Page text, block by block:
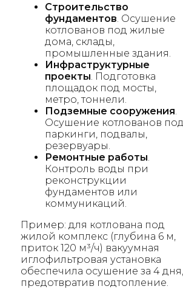
Строительство
фундаментов . Осушение
котлованов под жилые
дома, склады,
промышленные здания.
Инфраструктурные
проекты . Подготовка
площадок под мосты,
метро, тоннели.
Подземные сооружения
Осушение котлованов под
паркинги, подвалы,
резервуары.
Ремонтные работы
Контроль воды при
реконструкции
фундаментов или
коммуникаций.
Пример: для котлована под
жилой комплекс (глубина 6 м,
приток 120 м³/ч) вакуумная
иглофильтровая установка
обеспечила осушение за 4 дня,
предотвратив подтопление.